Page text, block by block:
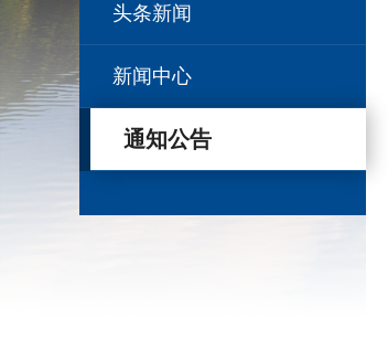
头条新闻
新闻中心
通知公告